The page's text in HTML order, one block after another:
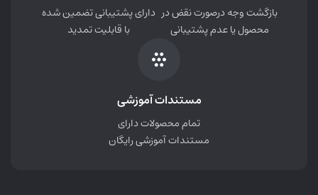
بازگشت وجه درصورت نقض در
محصول یا عدم پشتیبانی
دارای پشتیبانی تضمین شده
با قابلیت تمدید
مستندات آموزشی
تمام محصولات دارای
مستندات آموزشی رایگان